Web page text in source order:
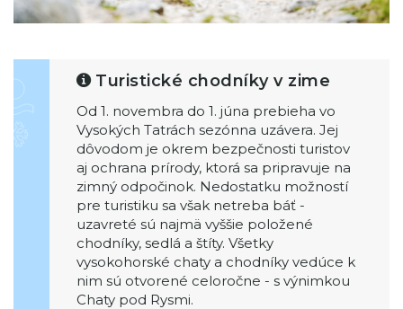
Turistické chodníky v zime
Od 1. novembra do 1. júna prebieha vo
Vysokých Tatrách sezónna uzávera. Jej
dôvodom je okrem bezpečnosti turistov
aj ochrana prírody, ktorá sa pripravuje na
zimný odpočinok. Nedostatku možností
pre turistiku sa však netreba báť -
uzavreté sú najmä vyššie položené
chodníky, sedlá a štíty. Všetky
vysokohorské chaty a chodníky vedúce k
nim sú otvorené celoročne - s výnimkou
Chaty pod Rysmi.